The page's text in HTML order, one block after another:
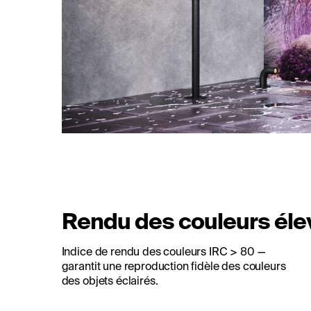
Rendu des couleurs
Indice de rendu des couleurs IRC > 80 —
garantit une reproduction fidèle des couleurs
des objets éclairés.